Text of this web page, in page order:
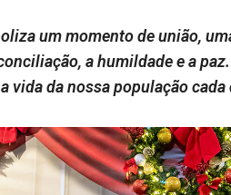
um momento de união,
a humildade e a
vida da nossa população